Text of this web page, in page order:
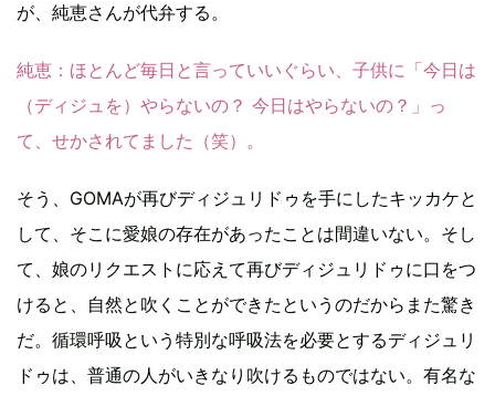
が、純恵さんが代弁する。
純恵 ：ほとんど毎日と言っていいぐらい、子供に「今日は
（ディジュを）やらないの？ 今日はやらないの？」っ
て、せかされてました（笑）。
そう、GOMAが再びディジュリドゥを手にしたキッカケと
して、そこに愛娘の存在があったことは間違いない。そし
て、娘のリクエストに応えて再びディジュリドゥに口をつ
けると、自然と吹くことができたというのだからまた驚き
だ。循環呼吸という特別な呼吸法を必要とするディジュリ
ドゥは、普通の人がいきなり吹けるものではない。有名な